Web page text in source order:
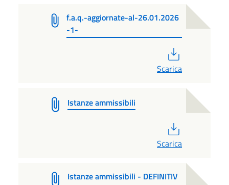
f.a.q.-aggiornate-al-26.01.2026
-1-
Scarica
Istanze ammissibili
Scarica
Istanze ammissibili - DEFINITIV